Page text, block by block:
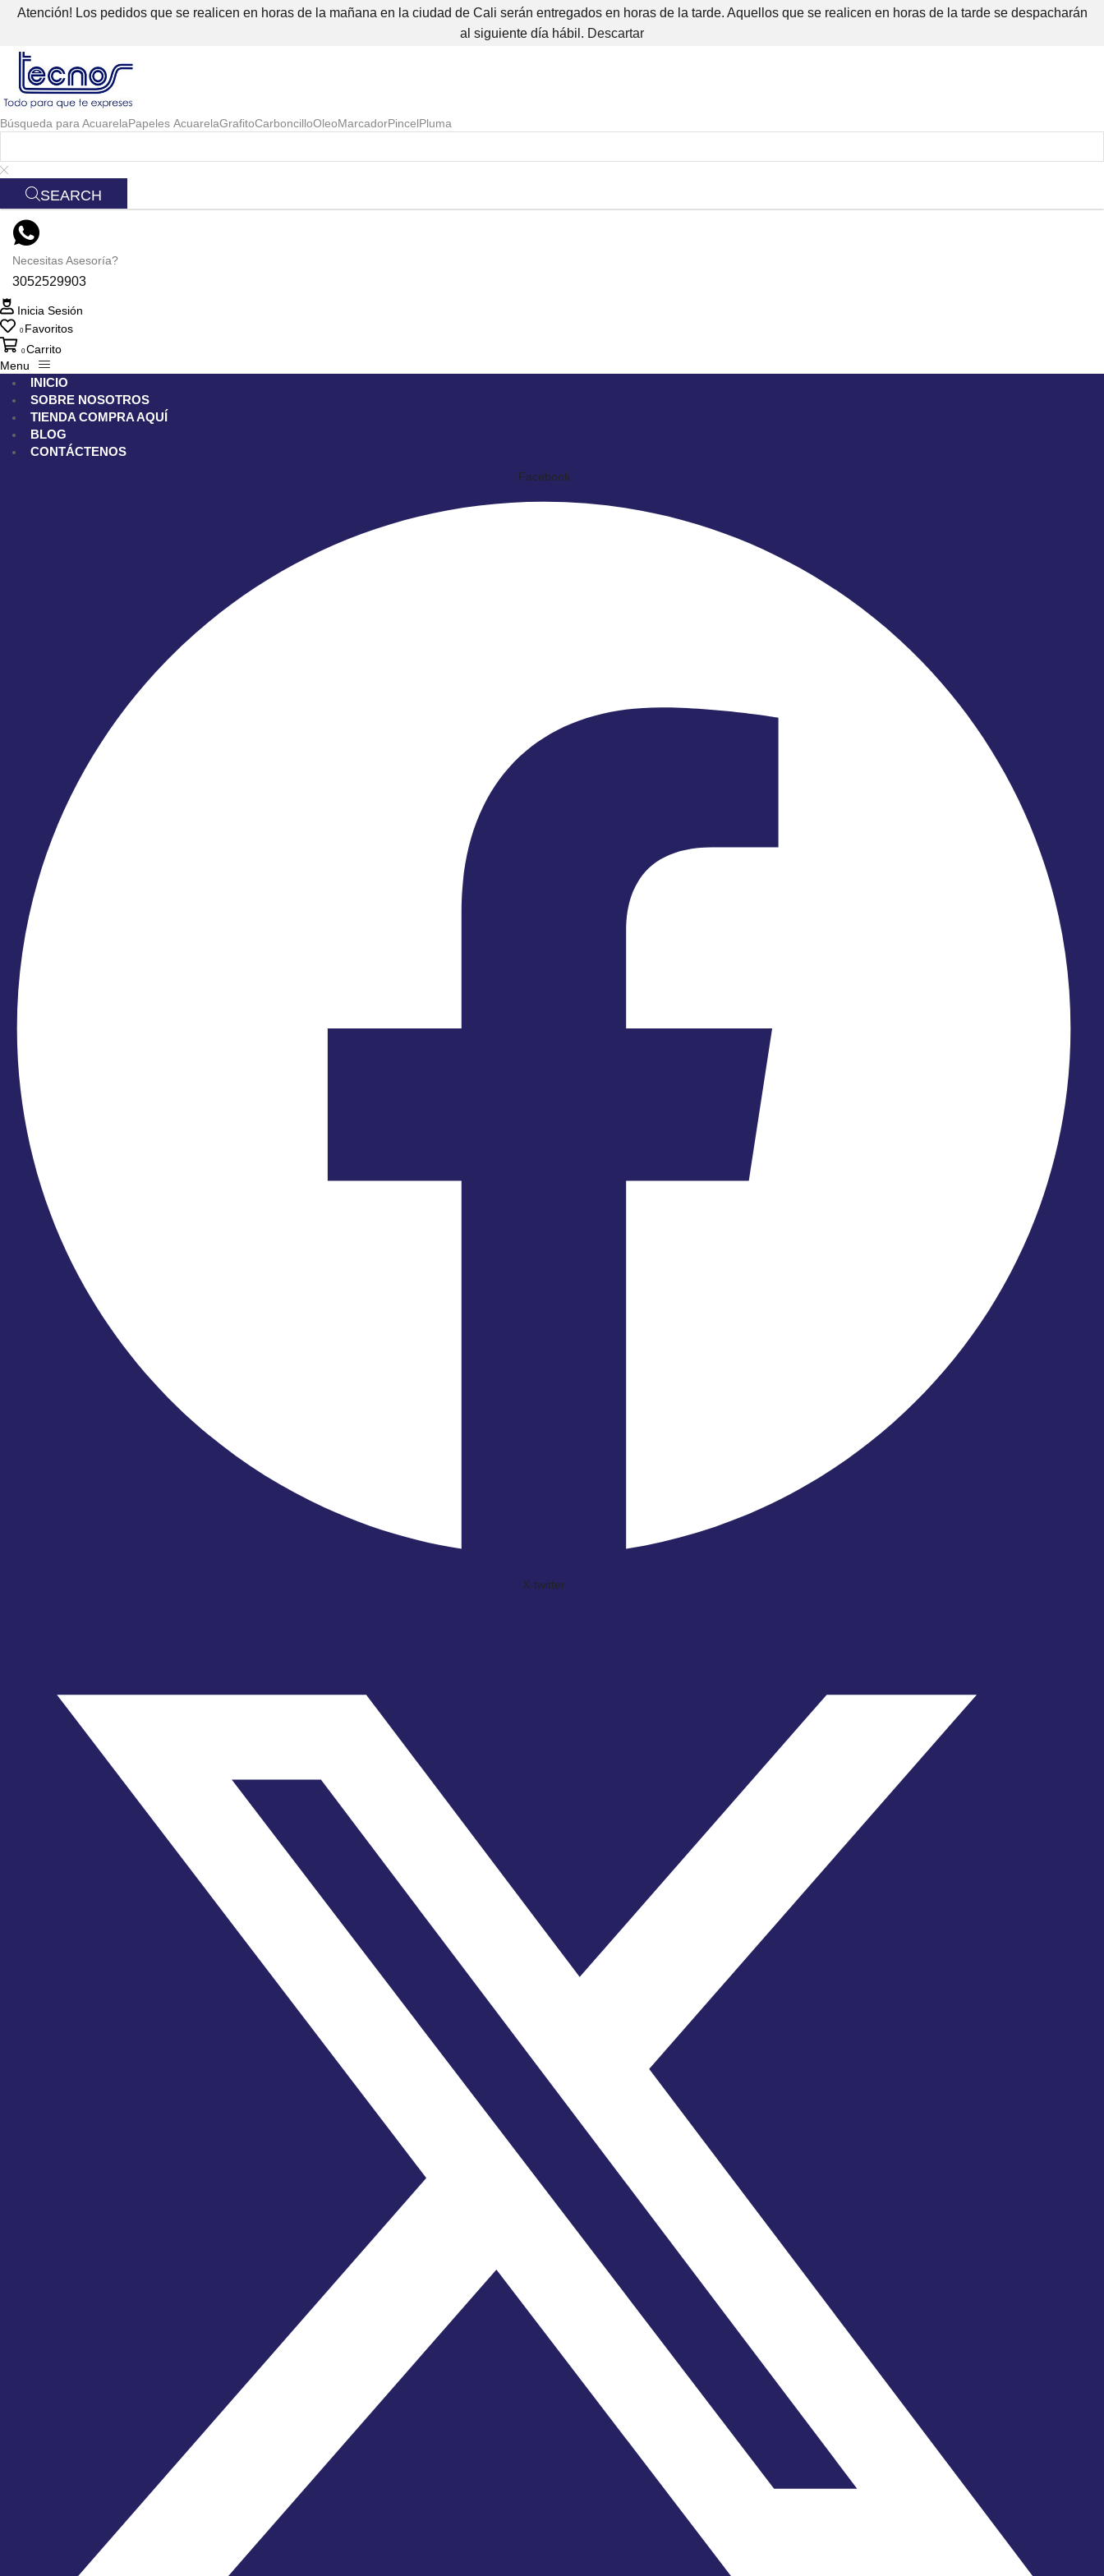
Atención! Los pedidos que se realicen en horas de la mañana en la ciudad de Cali serán entregados en horas de la tarde. Aquellos que se realicen en horas de la tarde se despacharán
al siguiente día hábil. Descartar
Búsqueda para AcuarelaPapeles AcuarelaGrafitoCarboncilloOleoMarcadorPincelPluma
SEARCH
Necesitas Asesoría?
3052529903
Inicia Sesión
0 Favoritos
0Carrito
Menu
INICIO
SOBRE NOSOTROS
TIENDA COMPRA AQUÍ
BLOG
CONTÁCTENOS
Facebook
X-twitter